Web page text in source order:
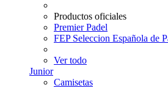
Productos oficiales
Premier Padel
FEP Seleccion Española de
Ver todo
Junior
Camisetas